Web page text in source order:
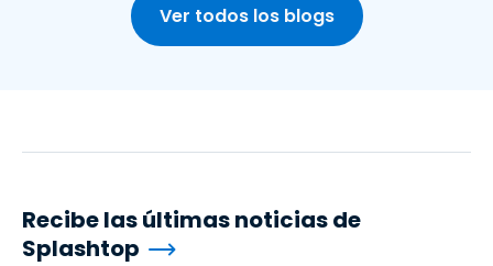
Ver todos los blogs
Recibe las últimas noticias de
Splashtop